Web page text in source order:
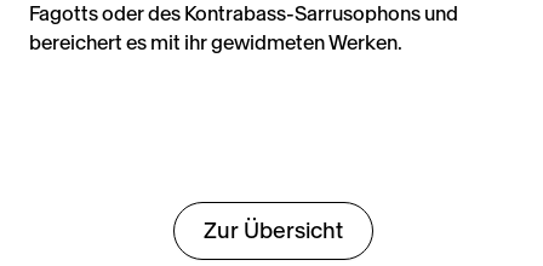
Fagotts oder des Kontrabass-Sarrusophons und
bereichert es mit ihr gewidmeten Werken.
Zur Übersicht